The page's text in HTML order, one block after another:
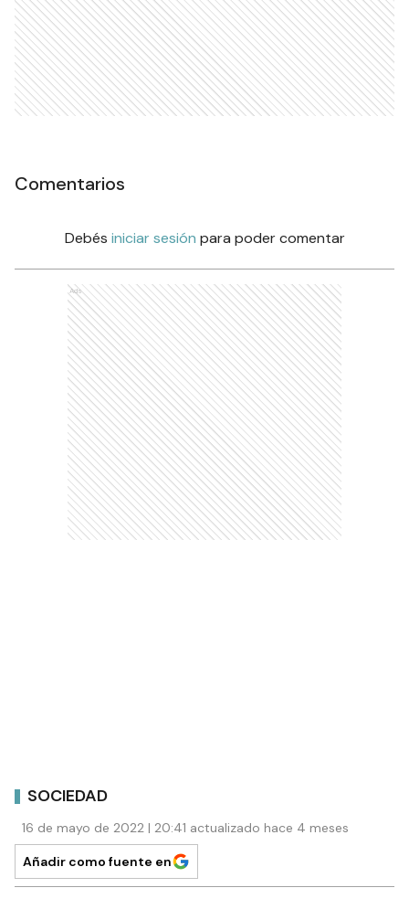
Comentarios
Debés iniciar sesión para poder comentar
Ads
SOCIEDAD
16 de mayo de 2022 | 20:41 actualizado hace 4 meses
Añadir como fuente en